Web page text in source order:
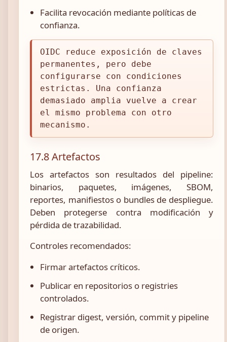
Facilita revocación mediante políticas de
confianza.
OIDC reduce exposición de claves
permanentes, pero debe
configurarse con condiciones
estrictas. Una confianza
demasiado amplia vuelve a crear
el mismo problema con otro
mecanismo.
17.8 Artefactos
Los artefactos son resultados del pipeline:
binarios, paquetes, imágenes, SBOM,
reportes, manifiestos o bundles de despliegue.
Deben protegerse contra modificación y
pérdida de trazabilidad.
Controles recomendados:
Firmar artefactos críticos.
Publicar en repositorios o registries
controlados.
Registrar digest, versión, commit y pipeline
de origen.